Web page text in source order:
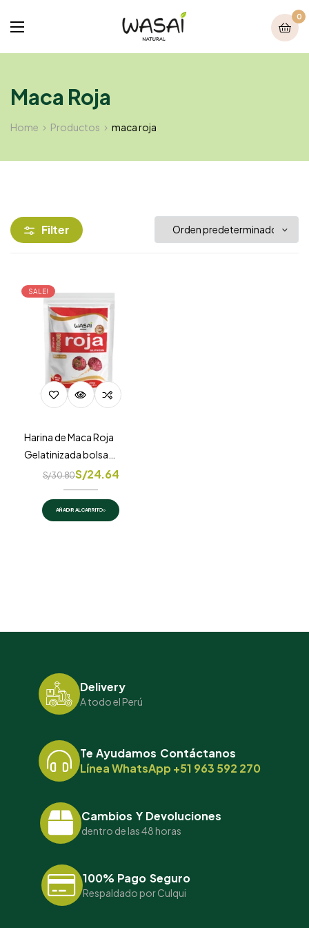
0
Maca Roja
Home Productos maca roja
Filter
SALE!
Harina de Maca Roja
Gelatinizada bolsa
doypack 250gr
S/30.80S/24.64
AÑADIR AL CARRITO
Delivery
A todo el Perú
Te Ayudamos Contáctanos
Línea WhatsApp +51 963 592 270
Cambios Y Devoluciones
dentro de las 48 horas
100% Pago Seguro
Respaldado por Culqui